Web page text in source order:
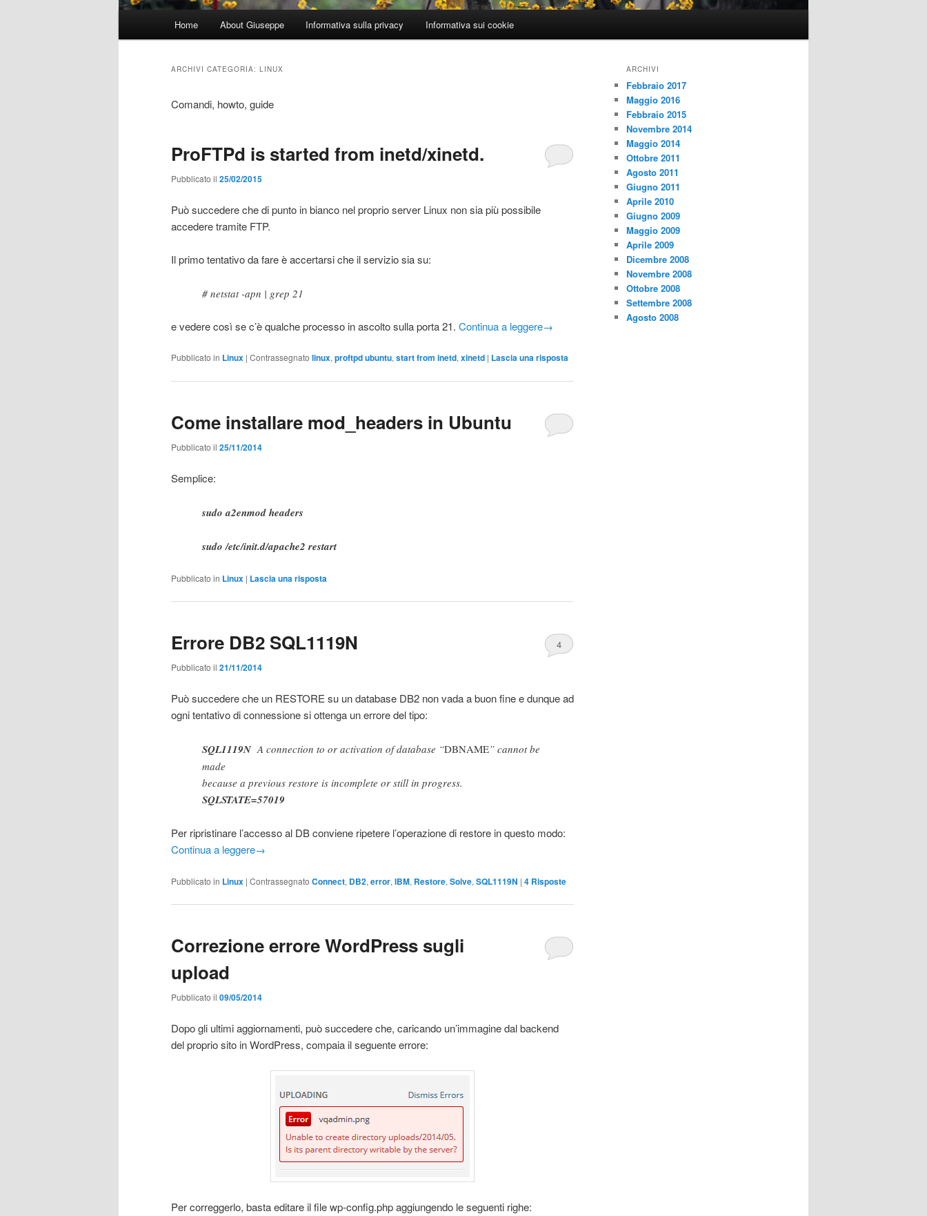
Home About Giuseppe Informativa sulla privacy Informativa sui cookie
ARCHIVI CATEGORIA: LINUX
Comandi, howto, guide
ProFTPd is started from inetd/xinetd.
Pubblicato il 25/02/2015
Può succedere che di punto in bianco nel proprio server Linux non sia più possibile
accedere tramite FTP.
Il primo tentativo da fare è accertarsi che il servizio sia su:
# netstat -apn | grep 21
e vedere così se c’è qualche processo in ascolto sulla porta 21. Continua a leggere→
Pubblicato in Linux | Contrassegnato linux,proftpd ubuntu,start from inetd,xinetd | Lascia una risposta
Come installare mod_headers in Ubuntu
Pubblicato il 25/11/2014
Semplice:
sudo a2enmod headers
sudo /etc/init.d/apache2 restart
Pubblicato in Linux | Lascia una risposta
Errore DB2 SQL1119N
Pubblicato il 21/11/2014
4
Può succedere che un RESTORE su un database DB2 non vada a buon fine e dunque ad
ogni tentativo di connessione si ottenga un errore del tipo:
SQL1119N A connection to or activation of database “DBNAME” cannot be
made
because a previous restore is incomplete or still in progress.
SQLSTATE=57019
Per ripristinare l’accesso al DB conviene ripetere l’operazione di restore in questo modo:
Continua a leggere→
Pubblicato in Linux | Contrassegnato Connect, DB2, error, IBM, Restore, Solve, SQL1119N | 4 Risposte
Correzione errore WordPress sugli
upload
Pubblicato il 09/05/2014
Dopo gli ultimi aggiornamenti, può succedere che, caricando un’immagine dal backend
del proprio sito in WordPress, compaia il seguente errore:
Per correggerlo, basta editare il file wp-config.php aggiungendo le seguenti righe:
ARCHIVI
Febbraio 2017
Maggio 2016
Febbraio 2015
Novembre 2014
Maggio 2014
Ottobre 2011
Agosto 2011
Giugno 2011
Aprile 2010
Giugno 2009
Maggio 2009
Aprile 2009
Dicembre 2008
Novembre 2008
Ottobre 2008
Settembre 2008
Agosto 2008